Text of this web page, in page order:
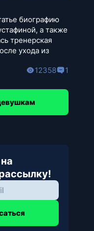
биографию
а также
тренерская
ухода из
12358 1